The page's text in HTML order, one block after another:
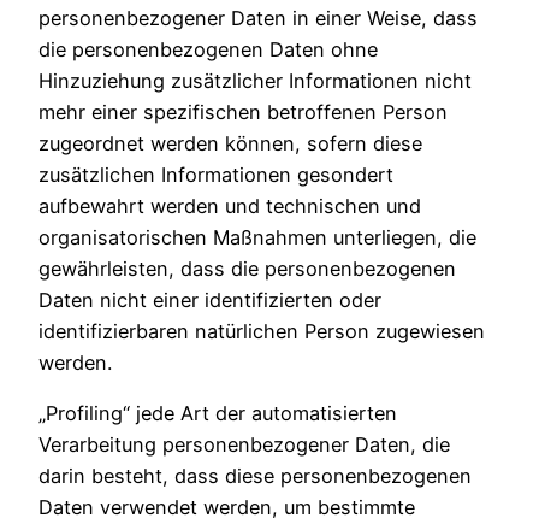
personenbezogener Daten in einer Weise, dass
die personenbezogenen Daten ohne
Hinzuziehung zusätzlicher Informationen nicht
mehr einer spezifischen betroffenen Person
zugeordnet werden können, sofern diese
zusätzlichen Informationen gesondert
aufbewahrt werden und technischen und
organisatorischen Maßnahmen unterliegen, die
gewährleisten, dass die personenbezogenen
Daten nicht einer identifizierten oder
identifizierbaren natürlichen Person zugewiesen
werden.
„Profiling“ jede Art der automatisierten
Verarbeitung personenbezogener Daten, die
darin besteht, dass diese personenbezogenen
Daten verwendet werden, um bestimmte